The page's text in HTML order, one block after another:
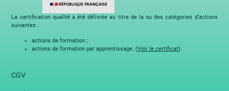
La certification qualité a été délivrée au titre de la ou des catégories d’actions
suivantes :
actions de formation ;
actions de formation par apprentissage. (Voir le certificat).
CGV